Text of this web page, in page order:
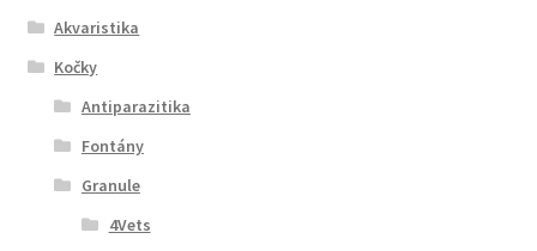
Akvaristika
Kočky
Antiparazitika
Fontány
Granule
4Vets